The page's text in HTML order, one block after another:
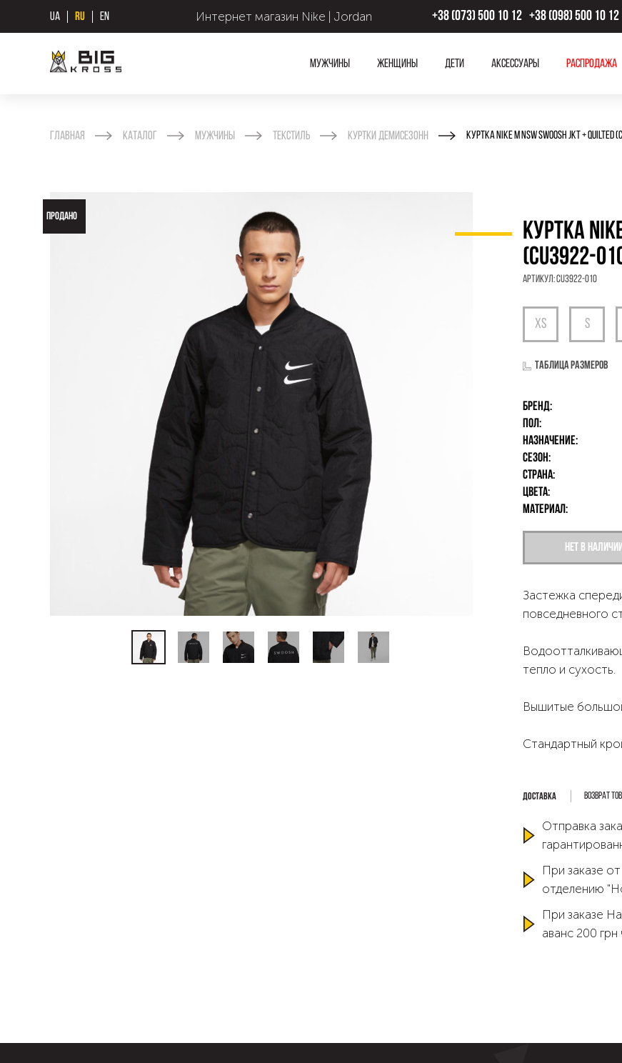
UA RU EN Интернет магазин Nike | Jordan +38 (073) 500 10 12 +38 (098) 500 10 12
Мужчины Женщины Дети Аксессуары Распродажа
Главная Каталог Мужчины Текстиль Куртки демисезонн КУРТКА NIKE M NSW SWOOSH JKT + QUILTED
ПРОДАНО
КУРТКА NIKE
(CU3922-
Артикул:CU3922-010
Таблица размеров
Бренд:
Пол:
Назначение:
Сезон:
Страна:
Цвета:
Материал:
Нет в наличии
Застежка
повседневного
тепло и сухость.
Вышитые
Стандартный
Возврат
Отправка
При заказе
отделению
При заказе
аванс 200